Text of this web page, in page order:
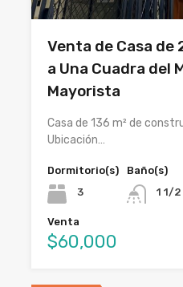
Venta de Casa de
a Una Cuadra del
Mayorista
Casa de 136 m² de
Ubicación…
Dormitorio(s)
3
Baño(s)
1 1/2
Venta
$60,000